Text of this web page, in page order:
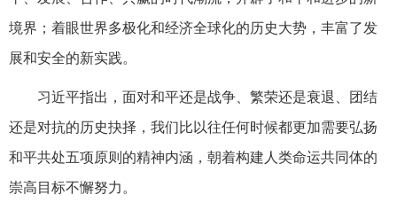
境界；着眼世界多极化和经济全球化的历史大势，丰富了发
展和安全的新实践。
习近平指出，面对和平还是战争、繁荣还是衰退、团结
还是对抗的历史抉择，我们比以往任何时候都更加需要弘扬
和平共处五项原则的精神内涵，朝着构建人类命运共同体的
崇高目标不懈努力。